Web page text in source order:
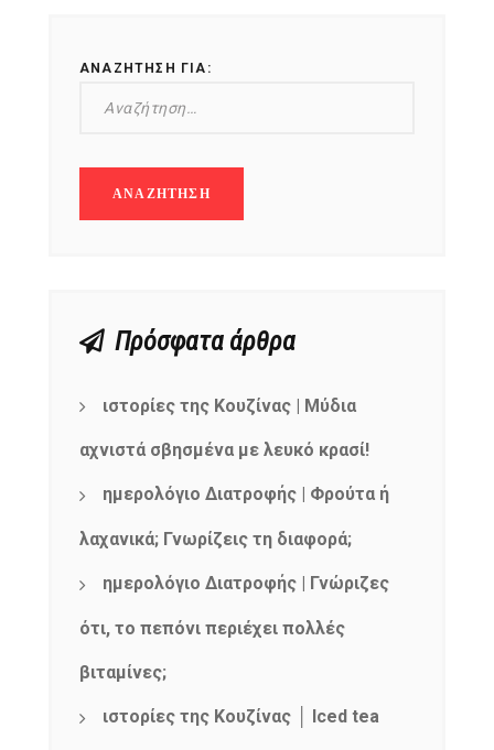
ΑΝΑΖΉΤΗΣΗ ΓΙΑ:
Πρόσφατα άρθρα
ιστορίες της Κουζίνας | Μύδια
αχνιστά σβησμένα με λευκό κρασί!
ημερολόγιο Διατροφής | Φρούτα ή
λαχανικά; Γνωρίζεις τη διαφορά;
ημερολόγιο Διατροφής | Γνώριζες
ότι, το πεπόνι περιέχει πολλές
βιταμίνες;
ιστορίες της Κουζίνας │ Iced tea